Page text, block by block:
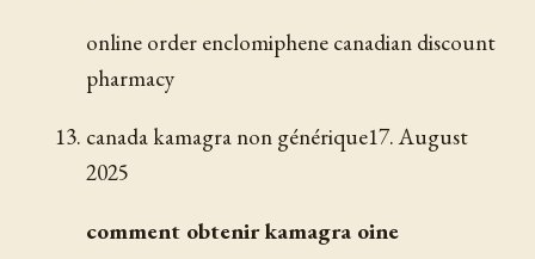
online order enclomiphene canadian discount
pharmacy
canada kamagra non générique17. August
2025
comment obtenir kamagra oine